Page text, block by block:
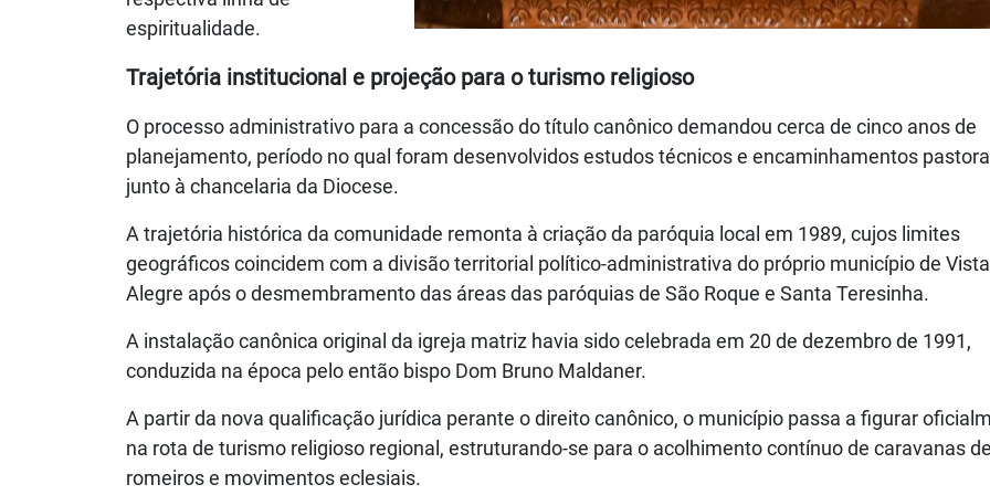
espiritualidade.
Trajetória institucional e projeção para o turismo religioso
O processo administrativo para a concessão do título canônico demandou cerca de cinco anos de
planejamento, período no qual foram desenvolvidos estudos técnicos e encaminhamentos
junto à chancelaria da Diocese.
A trajetória histórica da comunidade remonta à criação da paróquia local em 1989, cujos limites
geográficos coincidem com a divisão territorial político-administrativa do próprio município de Vista
Alegre após o desmembramento das áreas das paróquias de São Roque e Santa Teresinha.
A instalação canônica original da igreja matriz havia sido celebrada em 20 de dezembro de 1991,
conduzida na época pelo então bispo Dom Bruno Maldaner.
A partir da nova qualificação jurídica perante o direito canônico, o município passa a figurar
na rota de turismo religioso regional, estruturando-se para o acolhimento contínuo de caravanas de
romeiros e movimentos eclesiais.